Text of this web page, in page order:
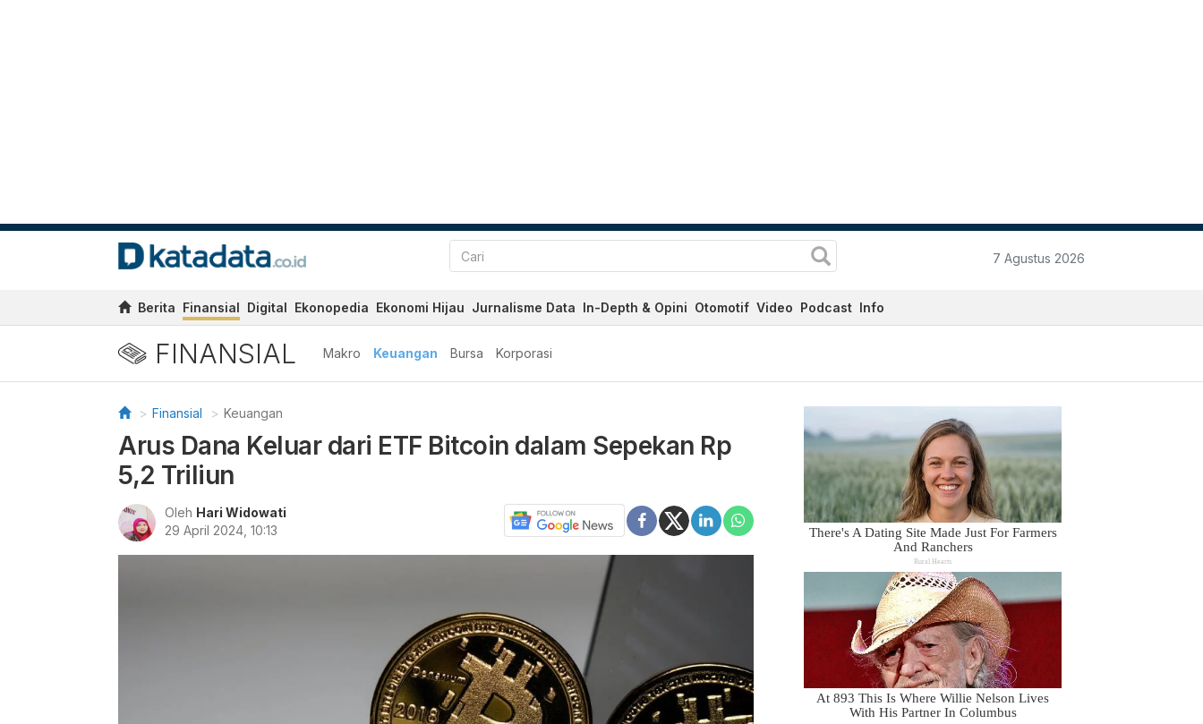
7 Agustus 2026
Berita Finansial Digital Ekonopedia Ekonomi Hijau Jurnalisme Data In-Depth & Opini Otomotif Video Podcast Info
FINANSIAL Makro Keuangan Bursa Korporasi
Finansial Keuangan
Arus Dana Keluar dari ETF Bitcoin dalam Sepekan Rp
5,2 Triliun
Oleh Hari Widowati
29 April 2024, 10:13